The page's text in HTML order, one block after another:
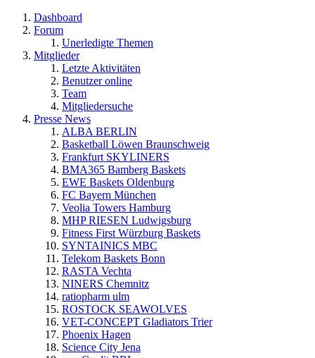
Dashboard
Forum
Unerledigte Themen
Mitglieder
Letzte Aktivitäten
Benutzer online
Team
Mitgliedersuche
Presse News
ALBA BERLIN
Basketball Löwen Braunschweig
Frankfurt SKYLINERS
BMA365 Bamberg Baskets
EWE Baskets Oldenburg
FC Bayern München
Veolia Towers Hamburg
MHP RIESEN Ludwigsburg
Fitness First Würzburg Baskets
SYNTAINICS MBC
Telekom Baskets Bonn
RASTA Vechta
NINERS Chemnitz
ratiopharm ulm
ROSTOCK SEAWOLVES
VET-CONCEPT Gladiators Trier
Phoenix Hagen
Science City Jena